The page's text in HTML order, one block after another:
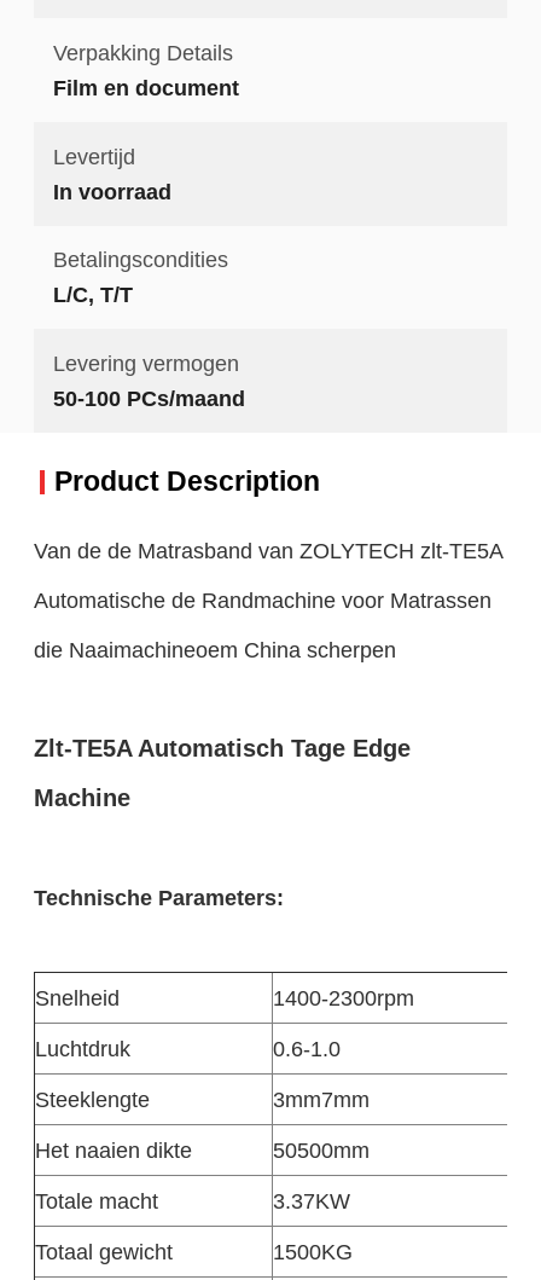
Verpakking Details
Film en document
Levertijd
In voorraad
Betalingscondities
L/C, T/T
Levering vermogen
50-100 PCs/maand
Product Description
Van de de Matrasband van ZOLYTECH zlt-TE5A
Automatische de Randmachine voor Matrassen
die Naaimachineoem China scherpen
Zlt-TE5A Automatisch Tage Edge
Machine
Technische Parameters:
Snelheid
1400-2300rpm
Luchtdruk
0.6-1.0
Steeklengte
3mm7mm
Het naaien dikte
50500mm
Totale macht
3.37KW
Totaal gewicht
1500KG